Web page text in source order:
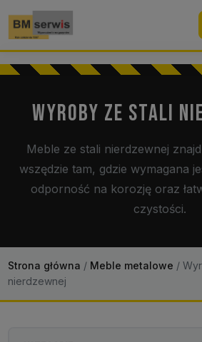
Wyszukiwarka
produktów
Kontakt
WYROBY ZE STALI
Meble ze stali nierdzewnej
wszędzie tam, gdzie wymagana
odporność na korozję oraz
czystości.
Strona główna / Meble metalowe /
nierdzewnej